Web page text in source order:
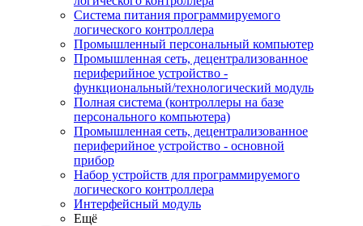
Система питания программируемого
логического контроллера
Промышленный персональный компьютер
Промышленная сеть, децентрализованное
периферийное устройство -
функциональный/технологический модуль
Полная система (контроллеры на базе
персонального компьютера)
Промышленная сеть, децентрализованное
периферийное устройство - основной
прибор
Набор устройств для программируемого
логического контроллера
Интерфейсный модуль
Ещё